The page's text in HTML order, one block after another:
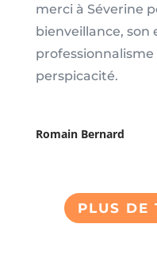
merci à Séverine
bienveillance, son
professionnalisme
perspicacité.
Romain Bernard
PLUS DE